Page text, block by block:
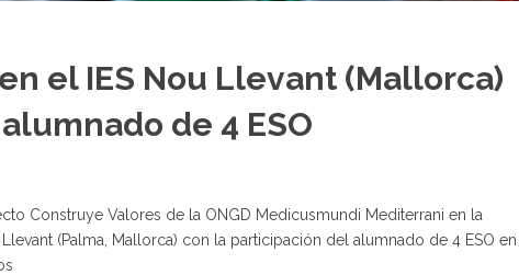
el IES Nou Llevant (Mallorca)
de 4 ESO
Construye Valores de la ONGD Medicusmundi Mediterrani en la
(Palma, Mallorca) con la participación del alumnado de 4 ESO en